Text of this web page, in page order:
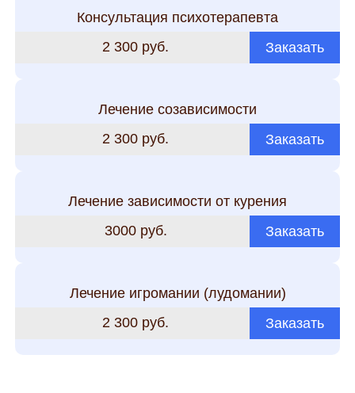
Консультация психотерапевта
2 300 руб.
Заказать
Лечение созависимости
2 300 руб.
Заказать
Лечение зависимости от курения
3000 руб.
Заказать
Лечение игромании (лудомании)
2 300 руб.
Заказать